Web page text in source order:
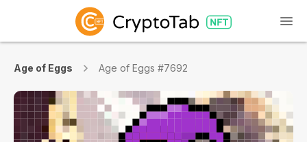
Age of Eggs Age of Eggs #7692